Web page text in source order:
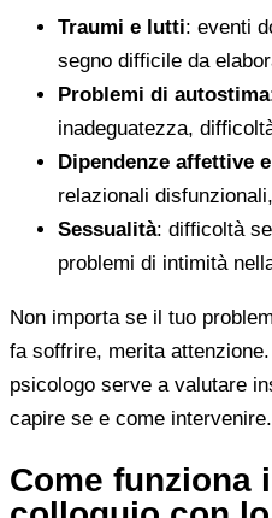
Traumi e lutti: eventi
segno difficile da
Problemi di autostima
inadeguatezza,
Dipendenze affettive
relazionali
Sessualità: difficoltà
problemi di intimità
Non importa se il tuo
fa soffrire, merita
psicologo serve a valutare
capire se e come intervenire.
Come funziona